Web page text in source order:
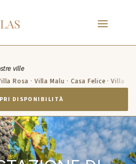
ville
Rosa · Villa Malu · Casa Felice · Villa
DISPONIBILITÀ